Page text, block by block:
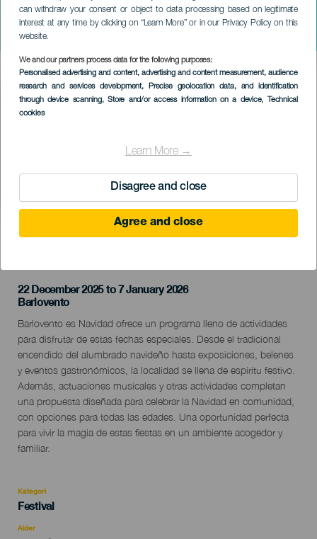
can withdraw your consent or object to data processing based on legitimate
interest at any time by clicking on “Learn More” or in our Privacy Policy on this
website.
We and our partners process data for the following purposes:
Personalised advertising and content, advertising and content measurement, audience
research and services development, Precise geolocation data, and identification
through device scanning, Store and/or access information on a device, Technical
cookies
Learn More →
Disagree and close
Agree and close
Barlovento er jul
LA PALMA
Imagen
Listado
22 December 2025 to 7 January 2026
Localidad
Barlovento
Descripción
del
evento
Barlovento es Navidad ofrece un programa lleno de actividades
para disfrutar de estas fechas especiales. Desde el tradicional
encendido del alumbrado navideño hasta exposiciones, belenes
y eventos gastronómicos, la localidad se llena de espíritu festivo.
Además, actuaciones musicales y otras actividades completan
una propuesta diseñada para celebrar la Navidad en comunidad,
con opciones para todas las edades. Una oportunidad perfecta
para vivir la magia de estas fiestas en un ambiente acogedor y
familiar.
Kategori
Categoría
evento
Festival
Alder